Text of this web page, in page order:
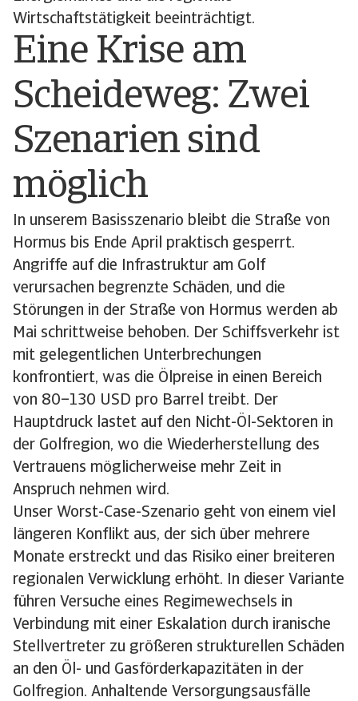
Wirtschaftstätigkeit beeinträchtigt.
Eine Krise am
Scheideweg: Zwei
Szenarien sind
möglich
In unserem Basisszenario bleibt die Straße von
Hormus bis Ende April praktisch gesperrt.
Angriffe auf die Infrastruktur am Golf
verursachen begrenzte Schäden, und die
Störungen in der Straße von Hormus werden ab
Mai schrittweise behoben. Der Schiffsverkehr ist
mit gelegentlichen Unterbrechungen
konfrontiert, was die Ölpreise in einen Bereich
von 80–130 USD pro Barrel treibt. Der
Hauptdruck lastet auf den Nicht-Öl-Sektoren in
der Golfregion, wo die Wiederherstellung des
Vertrauens möglicherweise mehr Zeit in
Anspruch nehmen wird.
Unser Worst-Case-Szenario geht von einem viel
längeren Konflikt aus, der sich über mehrere
Monate erstreckt und das Risiko einer breiteren
regionalen Verwicklung erhöht. In dieser Variante
führen Versuche eines Regimewechsels in
Verbindung mit einer Eskalation durch iranische
Stellvertreter zu größeren strukturellen Schäden
an den Öl- und Gasförderkapazitäten in der
Golfregion. Anhaltende Versorgungsausfälle